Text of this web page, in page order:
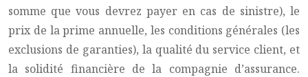
somme que vous devrez payer en cas de sinistre), le
prix de la prime annuelle, les conditions générales (les
exclusions de garanties), la qualité du service client, et
la solidité financière de la compagnie d’assurance.